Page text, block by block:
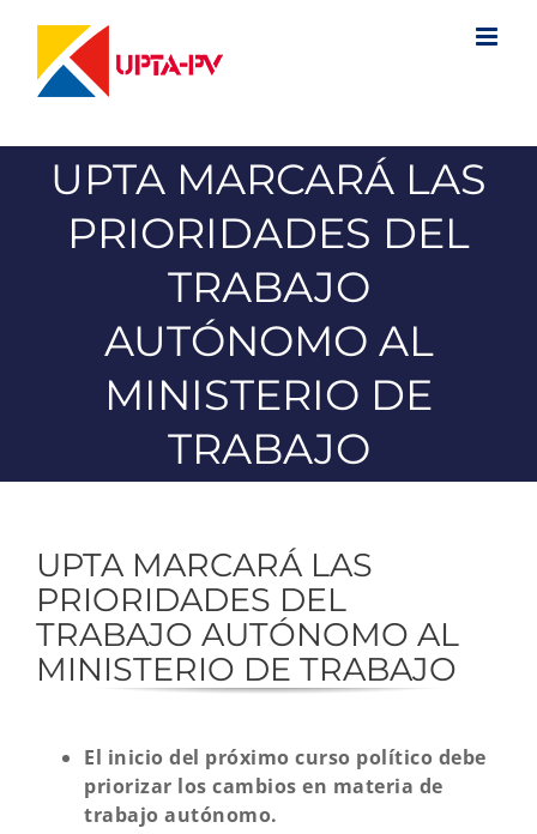
contenido
UPTA MARCARÁ LAS
PRIORIDADES DEL
TRABAJO
AUTÓNOMO AL
MINISTERIO DE
TRABAJO
UPTA MARCARÁ LAS
PRIORIDADES DEL
TRABAJO AUTÓNOMO AL
MINISTERIO DE TRABAJO
El inicio del próximo curso político debe
priorizar los cambios en materia de
trabajo autónomo.